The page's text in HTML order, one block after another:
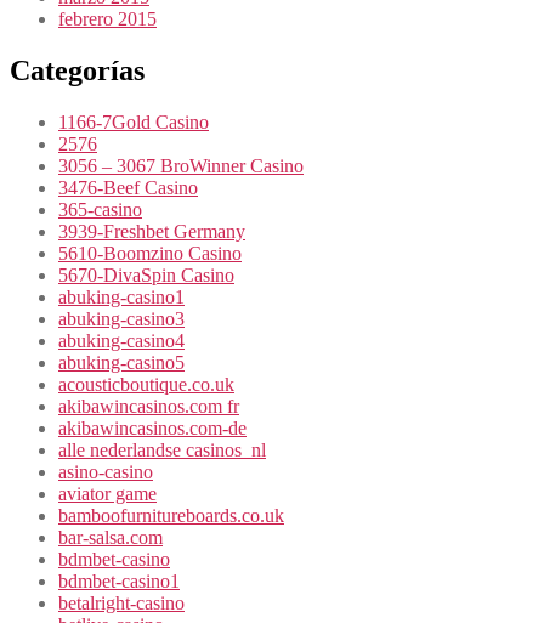
febrero 2015
Categorías
1166-7Gold Casino
2576
3056 – 3067 BroWinner Casino
3476-Beef Casino
365-casino
3939-Freshbet Germany
5610-Boomzino Casino
5670-DivaSpin Casino
abuking-casino1
abuking-casino3
abuking-casino4
abuking-casino5
acousticboutique.co.uk
akibawincasinos.com fr
akibawincasinos.com-de
alle nederlandse casinos_nl
asino-casino
aviator game
bamboofurnitureboards.co.uk
bar-salsa.com
bdmbet-casino
bdmbet-casino1
betalright-casino